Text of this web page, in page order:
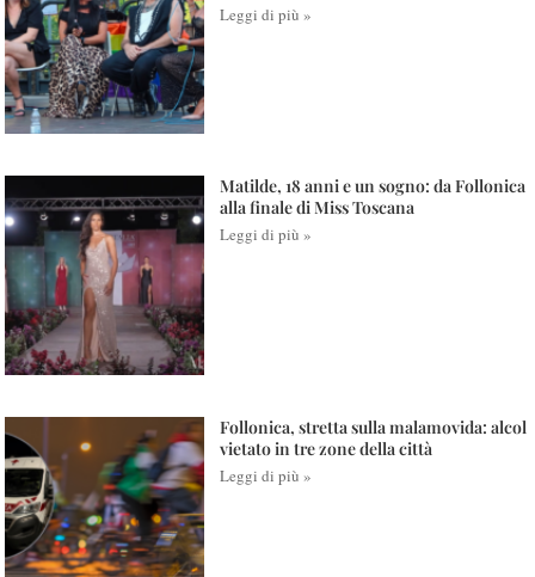
Leggi di più »
Matilde, 18 anni e un sogno: da Follonica
alla finale di Miss Toscana
Leggi di più »
Follonica, stretta sulla malamovida: alcol
vietato in tre zone della città
Leggi di più »